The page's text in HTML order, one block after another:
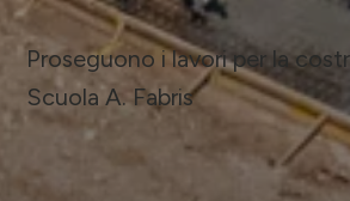
Proseguono i lavori per la
Scuola A. Fabris